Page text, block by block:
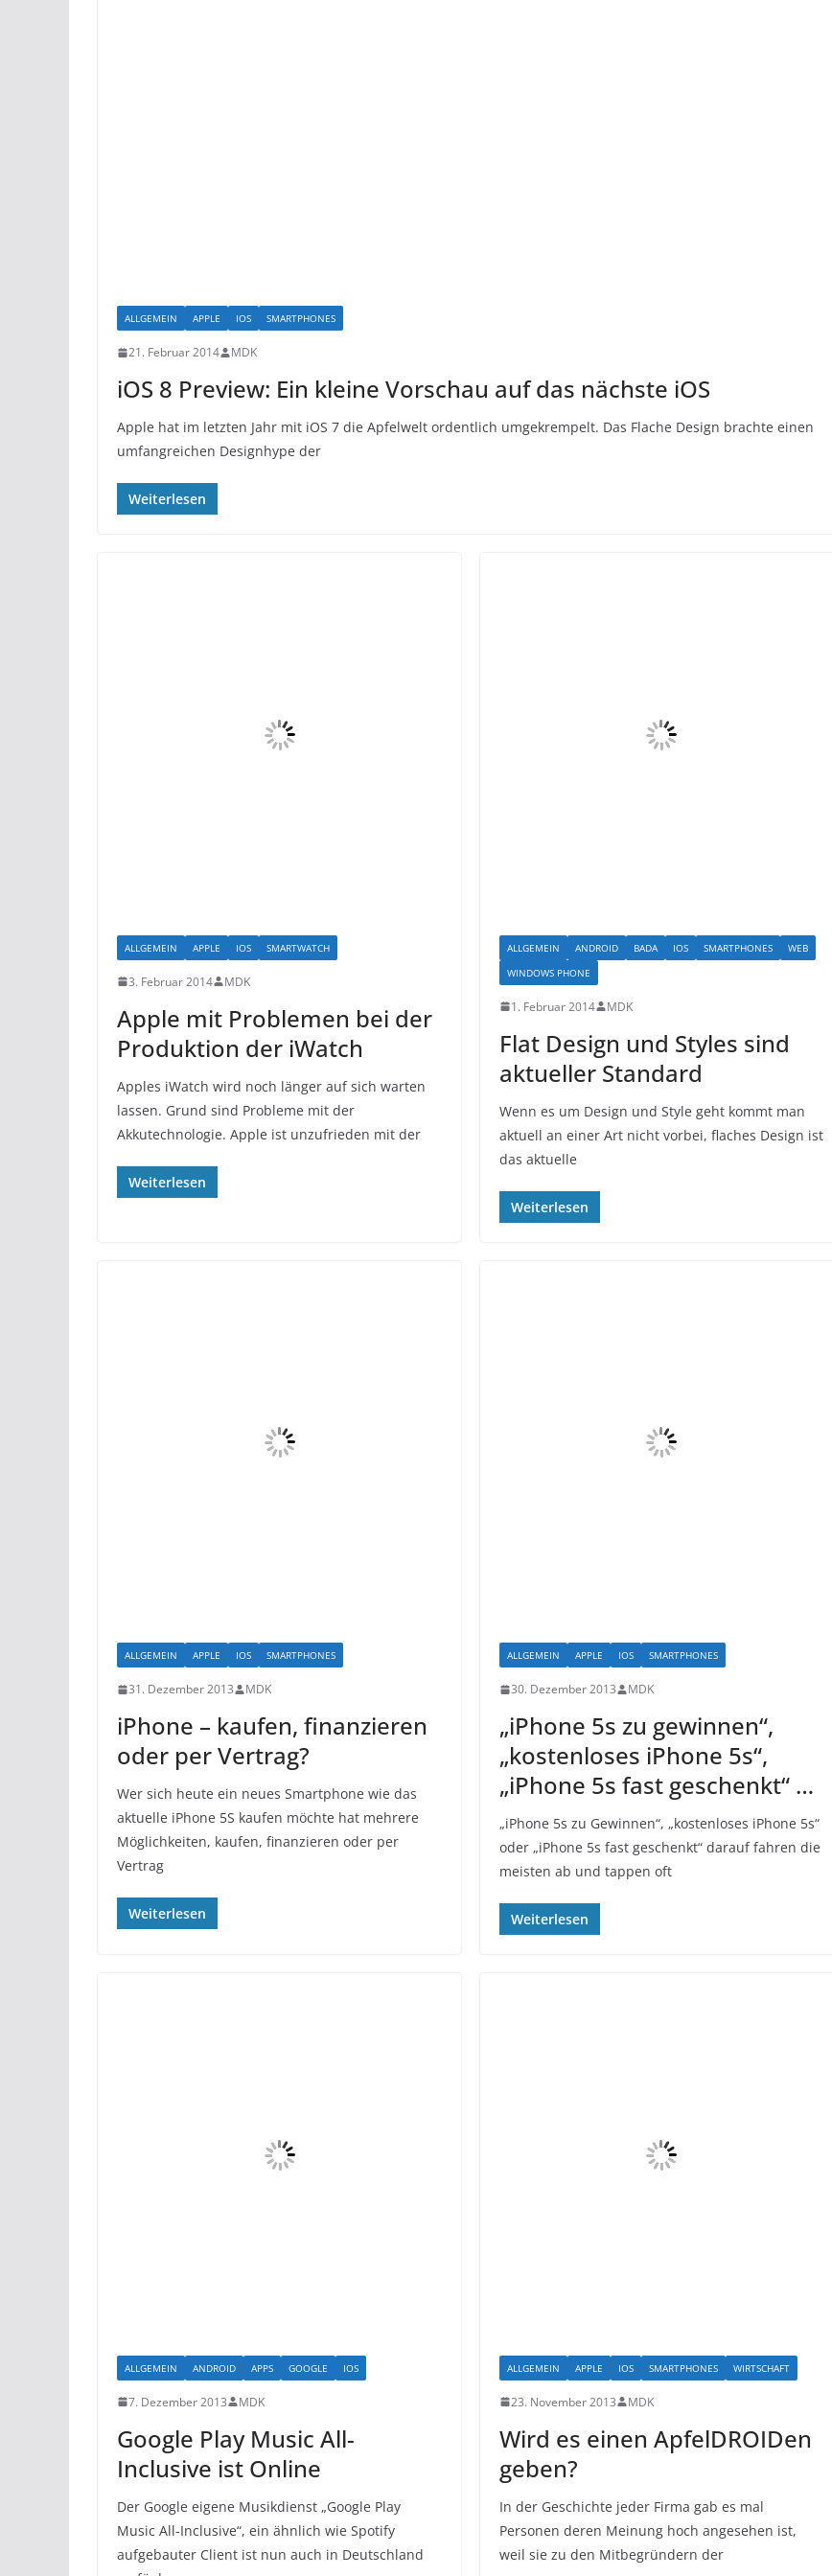
ALLGEMEIN APPLE IOS SMARTPHONES
21. Februar 2014 MDK
iOS 8 Preview: Ein kleine Vorschau auf das nächste iOS
Apple hat im letzten Jahr mit iOS 7 die Apfelwelt ordentlich umgekrempelt. Das Flache Design brachte einen
umfangreichen Designhype der
Weiterlesen
ALLGEMEIN APPLE IOS SMARTWATCH
3. Februar 2014 MDK
Apple mit Problemen bei der
Produktion der iWatch
Apples iWatch wird noch länger auf sich warten
lassen. Grund sind Probleme mit der
Akkutechnologie. Apple ist unzufrieden mit der
Weiterlesen
ALLGEMEIN ANDROID BADA IOS SMARTPHONES
WEB
WINDOWS PHONE
1. Februar 2014 MDK
Flat Design und Styles sind
aktueller Standard
Wenn es um Design und Style geht kommt man
aktuell an einer Art nicht vorbei, flaches Design ist
das aktuelle
Weiterlesen
ALLGEMEIN APPLE IOS SMARTPHONES
31. Dezember 2013 MDK
iPhone – kaufen, finanzieren
oder per Vertrag?
Wer sich heute ein neues Smartphone wie das
aktuelle iPhone 5S kaufen möchte hat mehrere
Möglichkeiten, kaufen, finanzieren oder per
Vertrag
Weiterlesen
ALLGEMEIN APPLE IOS SMARTPHONES
30. Dezember 2013 MDK
„iPhone 5s zu gewinnen“,
„kostenloses iPhone 5s“,
„iPhone 5s fast geschenkt“ …
„iPhone 5s zu Gewinnen“, „kostenloses iPhone 5s“
oder „iPhone 5s fast geschenkt“ darauf fahren die
meisten ab und tappen oft
Weiterlesen
ALLGEMEIN ANDROID APPS GOOGLE IOS
7. Dezember 2013 MDK
Google Play Music All-
Inclusive ist Online
Der Google eigene Musikdienst „Google Play
Music All-Inclusive“, ein ähnlich wie Spotify
aufgebauter Client ist nun auch in Deutschland
ALLGEMEIN APPLE IOS SMARTPHONES WIRTSCHAFT
23. November 2013 MDK
Wird es einen ApfelDROIDen
geben?
In der Geschichte jeder Firma gab es mal
Personen deren Meinung hoch angesehen ist,
weil sie zu den Mitbegründern der